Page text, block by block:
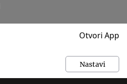
Otvori App
Nastavi